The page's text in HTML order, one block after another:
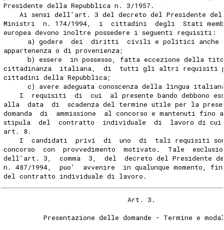
Presidente della Repubblica n. 3/1957.
Ai sensi dell'art. 3 del decreto del Presidente
Ministri  n. 174/1994,  i  cittadini  degli  Stati
europea devono inoltre possedere i seguenti requisiti:
a) godere  dei  diritti  civili e politici anche
appartenenza o di provenienza;
b) essere  in possesso, fatta eccezione della
cittadinanza  italiana,  di  tutti gli altri requisiti
cittadini della Repubblica;
c) avere adeguata conoscenza della lingua
I  requisiti  di  cui  al presente bando debbono
alla  data  di  scadenza del termine utile per la
domanda  di  ammissione  al concorso e mantenuti
stipula  del  contratto  individuale  di  lavoro di cui
art. 8.
I  candidati  privi  di  uno  di  tali requisiti
concorso  con  provvedimento  motivato.  Tale
dell'art. 3,  comma  3,  del  decreto del Presidente
n. 487/1994,  puo'  avvenire  in qualunque momento,
del contratto individuale di lavoro.
                               Art. 3.
Presentazione delle domande - Termine e